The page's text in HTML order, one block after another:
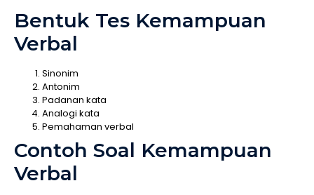
Bentuk Tes Kemampuan
Verbal
Sinonim
Antonim
Padanan kata
Analogi kata
Pemahaman verbal
Contoh Soal Kemampuan
Verbal